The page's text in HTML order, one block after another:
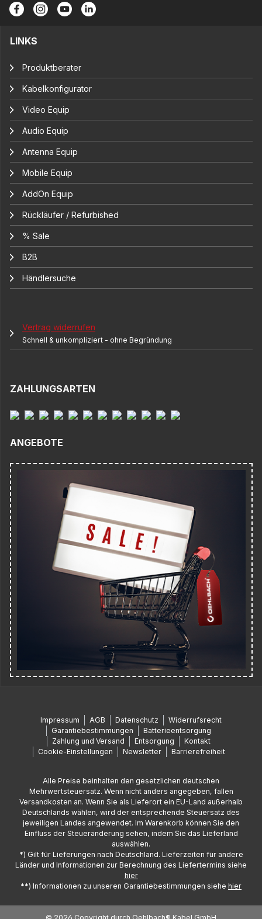
LINKS
Produktberater
Kabelkonfigurator
Video Equip
Audio Equip
Antenna Equip
Mobile Equip
AddOn Equip
Rückläufer / Refurbished
% Sale
B2B
Händlersuche
Vertrag widerrufen
Schnell & unkompliziert - ohne Begründung
ZAHLUNGSARTEN
ANGEBOTE
Impressum AGB Datenschutz
Widerrufsrecht
Garantiebestimmungen
Batterieentsorgung
Zahlung und Versand
Entsorgung
Kontakt
Cookie-Einstellungen
Newsletter Barrierefreiheit
Alle Preise beinhalten den gesetzlichen deutschen
Mehrwertsteuersatz. Wenn nicht anders angegeben, fallen
Versandkosten an. Wenn Sie als Lieferort ein EU-Land außerhalb
Deutschlands wählen, wird der entsprechende Steuersatz des
jeweiligen Landes angewendet. Im Warenkorb können Sie den
Einfluss der Steueränderung sehen, indem Sie das Lieferland
auswählen.
*) Gilt für Lieferungen nach Deutschland. Lieferzeiten für andere
Länder und Informationen zur Berechnung des Liefertermins siehe
hier
**) Informationen zu unseren Garantiebestimmungen siehe hier
© 2026 Copyright durch Oehlbach® Kabel GmbH